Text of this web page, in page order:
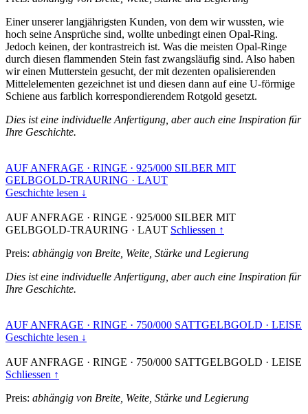
Einer unserer langjährigsten Kunden, von dem wir wussten, wie
hoch seine Ansprüche sind, wollte unbedingt einen Opal-Ring.
Jedoch keinen, der kontrastreich ist. Was die meisten Opal-Ringe
durch diesen flammenden Stein fast zwangsläufig sind. Also haben
wir einen Mutterstein gesucht, der mit dezenten opalisierenden
Mittelelementen gezeichnet ist und diesen dann auf eine U-förmige
Schiene aus farblich korrespondierendem Rotgold gesetzt.
Dies ist eine individuelle Anfertigung, aber auch eine Inspiration für
Ihre Geschichte.
AUF ANFRAGE · RINGE · 925/000 SILBER MIT
GELBGOLD-TRAURING · LAUT
Geschichte lesen ↓
AUF ANFRAGE · RINGE · 925/000 SILBER MIT
GELBGOLD-TRAURING · LAUT Schliessen ↑
Preis: abhängig von Breite, Weite, Stärke und Legierung
Dies ist eine individuelle Anfertigung, aber auch eine Inspiration für
Ihre Geschichte.
AUF ANFRAGE · RINGE · 750/000 SATTGELBGOLD · LEISE
Geschichte lesen ↓
AUF ANFRAGE · RINGE · 750/000 SATTGELBGOLD · LEISE
Schliessen ↑
Preis: abhängig von Breite, Weite, Stärke und Legierung